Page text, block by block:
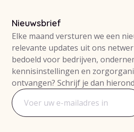
Nieuwsbrief
Elke maand versturen we een
relevante updates uit ons
bedoeld voor bedrijven,
kennisinstellingen en
ontvangen? Schrijf je dan
E-mailadres